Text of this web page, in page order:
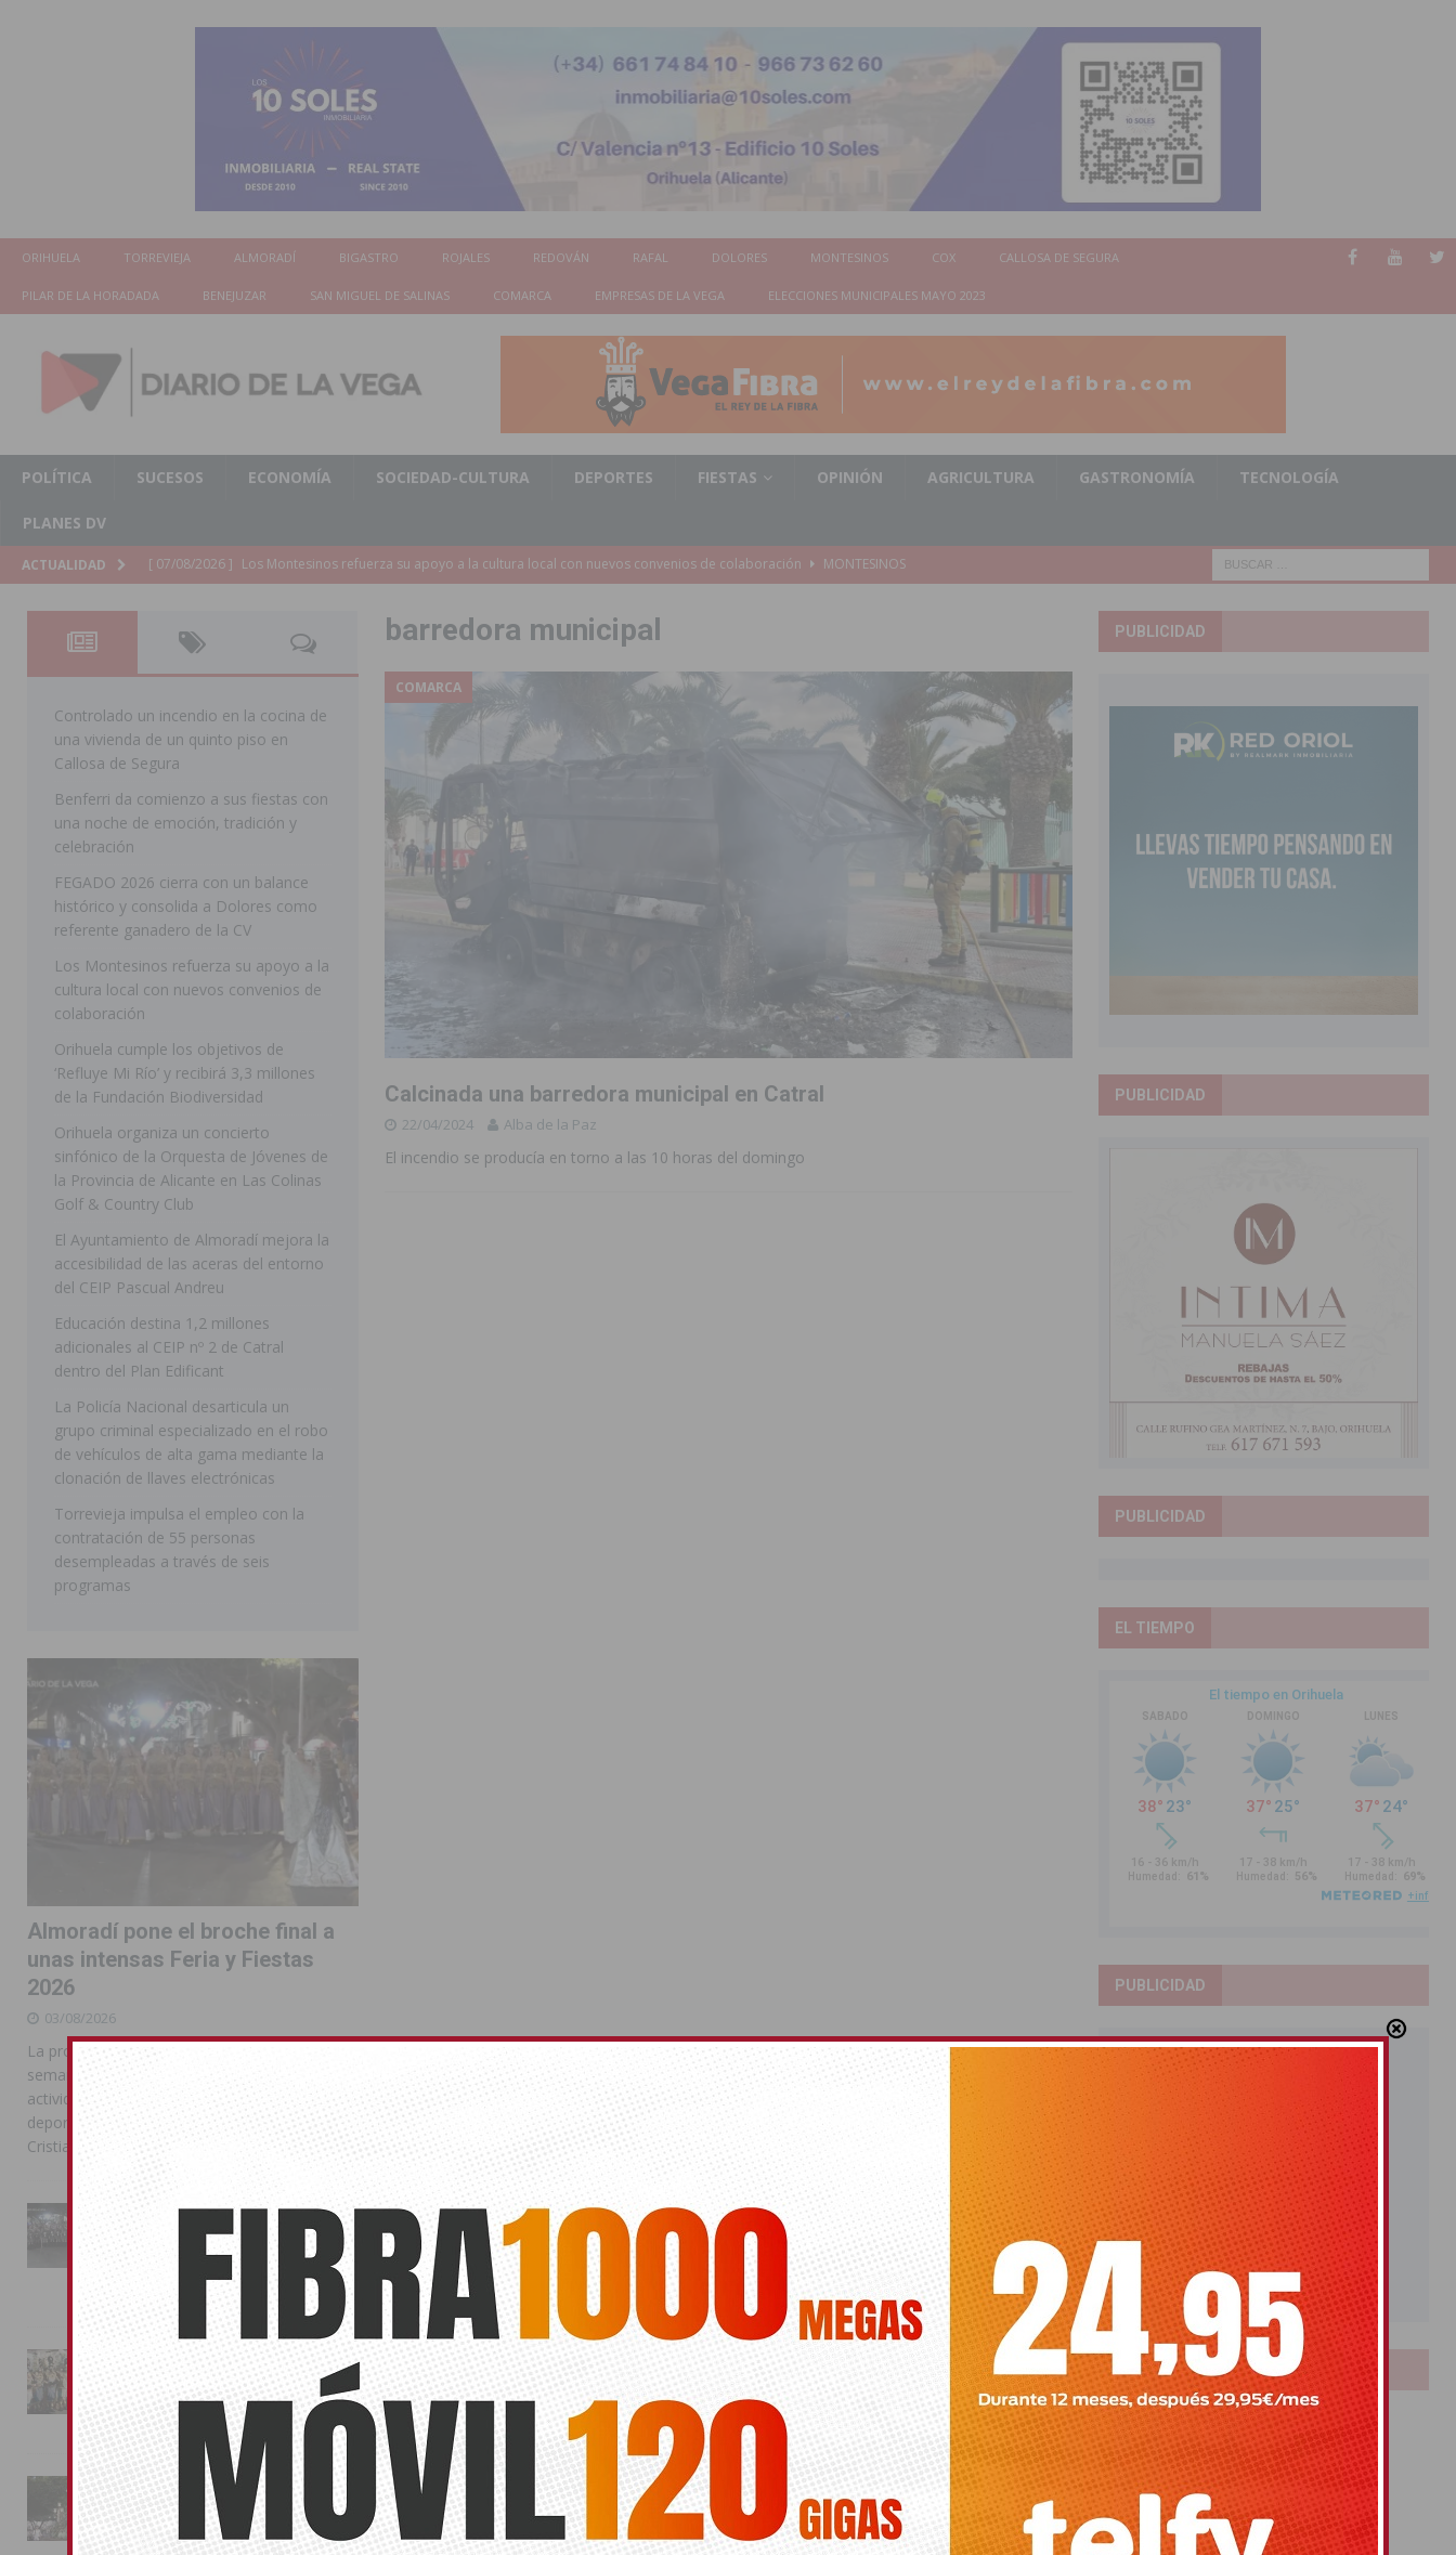
ORIHUELA TORREVIEJA ALMORADÍ BIGASTRO ROJALES REDOVÁN RAFAL DOLORES MONTESINOS COX CALLOSA DE SEGURA
PILAR DE LA HORADADA BENEJUZAR SAN MIGUEL DE SALINAS COMARCA EMPRESAS DE LA VEGA ELECCIONES MUNICIPALES MAYO 2023
POLÍTICA SUCESOS ECONOMÍA SOCIEDAD-CULTURA DEPORTES FIESTAS OPINIÓN AGRICULTURA GASTRONOMÍA TECNOLOGÍA
PLANES DV
ACTUALIDAD [ 07/08/2026 ] Orihuela cumple los objetivos de ‘Refluye Mi Río’ y recibirá 3,3 millones de la Fundación Biodiversidad
[ 07/08/2026 ]
Orihuela organiza un concierto sinfónico de la Orquesta de Jóvenes de la Provincia de Alicante en Las Colinas
Golf & Country Club
ORIHUELA
[ 07/08/2026 ] El Ayuntamiento de Almoradí mejora la accesibilidad de las aceras del entorno del CEIP Pascual Andreu
ALMORADÍ
Educación destina 1,2 millones adicionales al CEIP nº 2 de Catral dentro del Plan Edificant
[ 07/08/2026 ] La Policía Nacional desarticula un grupo criminal especializado en el robo de vehículos de alta gama mediante la
ORIHUELA
Torrevieja impulsa el empleo con la contratación de 55 personas desempleadas a través de seis programas
TORREVIEJA
[ 07/08/2026 ]
Raiguero de Bonanza alerta del riesgo de incendios e inundaciones por el estado de sus barrancos
[ 07/08/2026 ] La Generalitat impulsa el desdoblamiento de la CV-95, clave para Torrevieja
TORREVIEJA
[ 07/08/2026 ] Benferri ya se prepara para dar comienzo a sus Fiestas 2026
Bigastro se viste de gala para la coronación de la Corte 2026
[ 07/08/2026 ] Rojales clausura con éxito las Fiestas de las Urbanizaciones de Ciudad Quesada 2026
ROJALES
[ 08/08/2026 ] Controlado un incendio en la cocina de una vivienda de un quinto piso en Callosa de Segura
[ 08/08/2026 ] Benferri da comienzo a sus fiestas con una noche de emoción, tradición y celebración
[ 07/08/2026 ]
barredora municipal
COMARCA
Calcinada una barredora municipal en Catral
22/04/2024 Alba de la Paz
El incendio se producía en torno a las 10 horas del domingo
Controlado un incendio en la cocina de
una vivienda de un quinto piso en
Callosa de Segura
Benferri da comienzo a sus fiestas con
una noche de emoción, tradición y
celebración
FEGADO 2026 cierra con un balance
histórico y consolida a Dolores como
referente ganadero de la CV
Los Montesinos refuerza su apoyo a la
cultura local con nuevos convenios de
colaboración
Orihuela cumple los objetivos de
‘Refluye Mi Río’ y recibirá 3,3 millones
de la Fundación Biodiversidad
Orihuela organiza un concierto
sinfónico de la Orquesta de Jóvenes de
la Provincia de Alicante en Las Colinas
Golf & Country Club
El Ayuntamiento de Almoradí mejora la
accesibilidad de las aceras del entorno
del CEIP Pascual Andreu
Educación destina 1,2 millones
adicionales al CEIP nº 2 de Catral
dentro del Plan Edificant
La Policía Nacional desarticula un
grupo criminal especializado en el robo
de vehículos de alta gama mediante la
clonación de llaves electrónicas
Torrevieja impulsa el empleo con la
contratación de 55 personas
desempleadas a través de seis
programas
Almoradí pone el broche final a
unas intensas Feria y Fiestas
2026
03/08/2026
La programación reunió durante más de una
semana actos institucionales, conciertos,
actividades familiares, competiciones
deportivas y las celebraciones de Moros y
Cristianos
La Entrada Cristiana llena de
esplendor las calles de
Almoradí en una multitudinaria
jornada festera
02/08/2026
La magia de la Entrada Mora
conquista las calles de
Almoradí
01/08/2026
La fiesta se adueña de
Almoradí con la presentación
de los cargos festeros y la
toma del castillo
PUBLICIDAD
PUBLICIDAD
PUBLICIDAD
EL TIEMPO
PUBLICIDAD
LOTERIAS
Bonoloto
Primitiva
El Gordo
Euromillones
Loteria
Once